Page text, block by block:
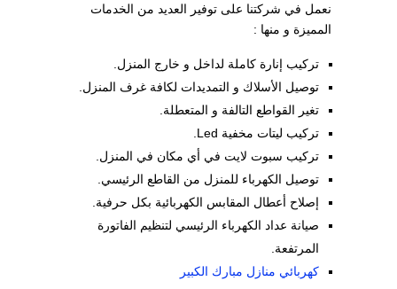
نعمل في شركتنا على توفير العديد من الخدمات
المميزة و منها :
تركيب إنارة كاملة لداخل و خارج المنزل.
توصيل الأسلاك و التمديدات لكافة غرف المنزل.
تغير القواطع التالفة و المتعطلة.
تركيب ليتات مخفية Led.
تركيب سبوت لايت في أي مكان في المنزل.
توصيل الكهرباء للمنزل من القاطع الرئيسي.
إصلاح أعطال المقابس الكهربائية بكل حرفية.
صيانة عداد الكهرباء الرئيسي لتنظيم الفاتورة
المرتفعة.
كهربائي منازل مبارك الكبير